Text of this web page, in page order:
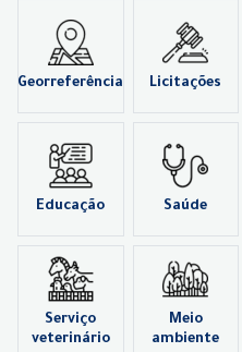
Georreferência Licitações
Educação Saúde
Serviço
veterinário
Meio
ambiente